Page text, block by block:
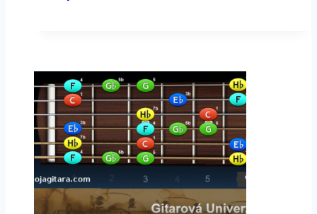
(beta)
0.7.0.42
sú
k
dispozícii